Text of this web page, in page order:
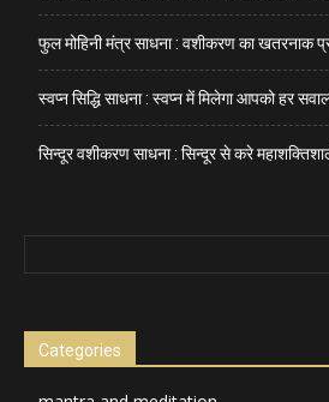
फुल मोहिनी मंत्र साधना : वशीकरण का खतरनाक
स्वप्न सिद्धि साधना : स्वप्न में मिलेगा आपको हर
सिन्दूर वशीकरण साधना : सिन्दूर से करे
Categories